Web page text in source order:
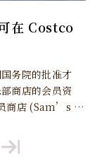
在 Costco
务院的批准才
商店的会员资
商店 (Sam’s Cl